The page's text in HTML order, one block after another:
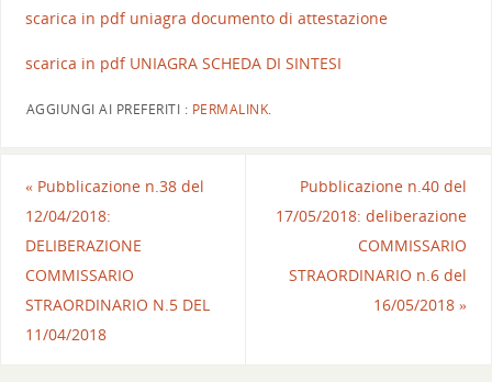
scarica in pdf uniagra documento di attestazione
scarica in pdf UNIAGRA SCHEDA DI SINTESI
AGGIUNGI AI PREFERITI : PERMALINK.
«Pubblicazione n.38 del
12/04/2018:
DELIBERAZIONE
COMMISSARIO
STRAORDINARIO N.5 DEL
11/04/2018
Pubblicazione n.40 del
17/05/2018: deliberazione
COMMISSARIO
STRAORDINARIO n.6 del
16/05/2018»